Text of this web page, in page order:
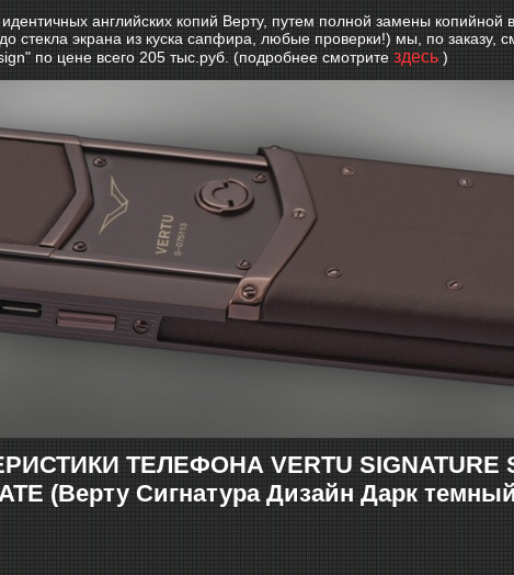
идентичных английских копий Верту, путем полной замены
стекла экрана из куска сапфира, любые проверки!) мы, по заказу,
по цене всего 205 тыс.руб. (подробнее смотрите здесь )
ТЕЛЕФОНА VERTU SIGNATURE
(Верту Сигнатура Дизайн Дарк